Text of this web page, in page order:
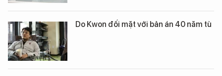
Do Kwon đối mặt với bản án 40 năm tù